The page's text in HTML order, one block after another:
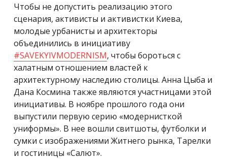
Чтобы не допустить реализацию этого
сценария, активисты и активистки Киева,
молодые урбанисты и архитекторы
объединились в инициативу
#SAVEKYIVMODERNISM, чтобы бороться с
халатным отношением властей к
архитектурному наследию столицы. Анна Цыба и
Дана Космина также являются участницами этой
инициативы. В ноябре прошлого года они
выпустили первую серию «модернисткой
униформы». В нее вошли свитшоты, футболки и
сумки с изображениями Житнего рынка, Тарелки
и гостиницы «Салют».